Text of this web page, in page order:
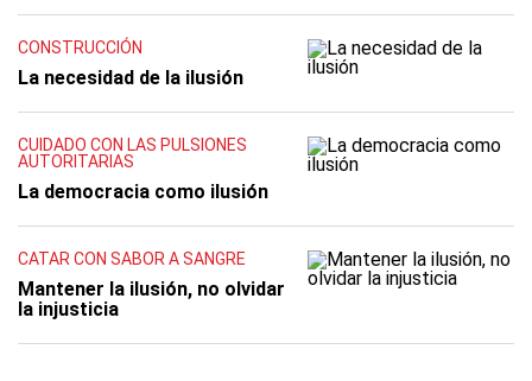
CONSTRUCCIÓN
La necesidad de la ilusión
CUIDADO CON LAS PULSIONES
AUTORITARIAS
La democracia como ilusión
CATAR CON SABOR A SANGRE
Mantener la ilusión, no olvidar
la injusticia